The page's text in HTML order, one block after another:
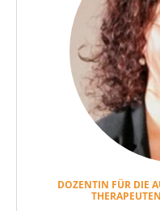
DOZENTIN FÜR DIE